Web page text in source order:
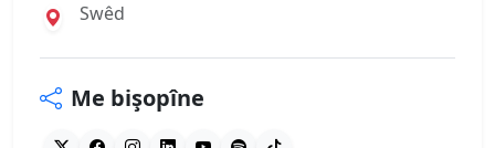
Swêd
Me bişopîne